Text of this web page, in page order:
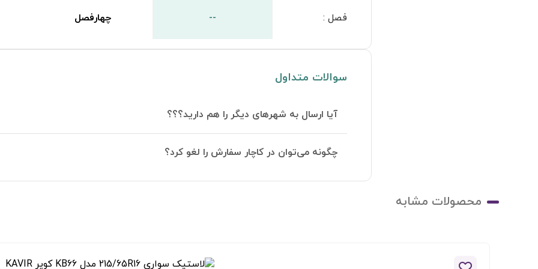
فصل:
-- چهارفصل
سوالات متداول
آیا ارسال به شهرهای دیگر را هم دارید؟؟؟
چگونه می‌توان در کاچار سفارش را لغو کرد؟
محصولات مشابه